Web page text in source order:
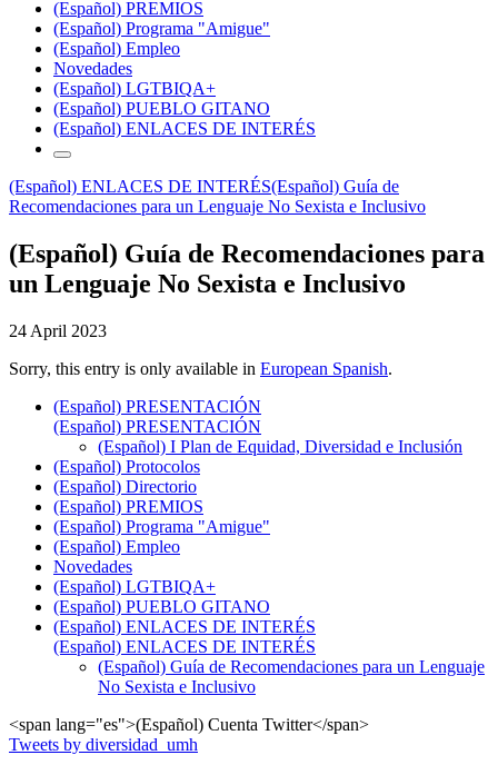
(Español) PREMIOS
(Español) Programa "Amigue"
(Español) Empleo
Novedades
(Español) LGTBIQA+
(Español) PUEBLO GITANO
(Español) ENLACES DE INTERÉS
(Español) ENLACES DE INTERÉS(Español) Guía de
Recomendaciones para un Lenguaje No Sexista e Inclusivo
(Español) Guía de Recomendaciones para
un Lenguaje No Sexista e Inclusivo
24 April 2023
Sorry, this entry is only available in European Spanish.
(Español) PRESENTACIÓN
(Español) PRESENTACIÓN
(Español) I Plan de Equidad, Diversidad e Inclusión
(Español) Protocolos
(Español) Directorio
(Español) PREMIOS
(Español) Programa "Amigue"
(Español) Empleo
Novedades
(Español) LGTBIQA+
(Español) PUEBLO GITANO
(Español) ENLACES DE INTERÉS
(Español) ENLACES DE INTERÉS
(Español) Guía de Recomendaciones para un Lenguaje
No Sexista e Inclusivo
<span lang="es">(Español) Cuenta Twitter</span>
Tweets by diversidad_umh